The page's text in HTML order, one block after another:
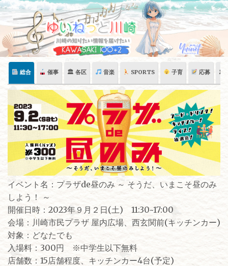
Skip
content
総合 催事 🏛 各区 音楽 SPORTS 子育 応募 🏛
イベント名：プラザde昼のみ ～ そうだ、いまこそ昼のみ
しよう！ ～
開催日時：2023年９月２日(土) 11:30~17:00
会場：川崎市民プラザ 屋内広場、西玄関前(キッチンカー)
対象：どなたでも
入場料：300円 ※中学生以下無料
店舗数：15店舗程度、キッチンカー4台(予定)